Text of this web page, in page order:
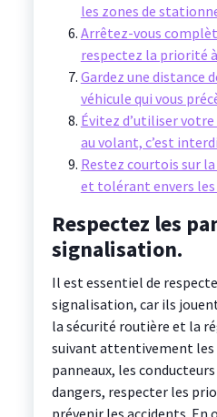
les zones de
Arrêtez-vous
respectez la priorité
Gardez une distance
véhicule qui vous
Évitez d’utiliser
au volant, c’est
Restez courtois sur
et tolérant envers les
Respectez les
signalisation.
Il est essentiel de
signalisation, car ils
la sécurité routière et la
suivant attentivement les
panneaux, les
dangers, respecter les
prévenir les accidents. En